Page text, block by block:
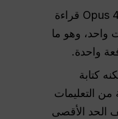
يستطيع Opus 4.6 قراءة
وهو ما
واحدة.
كتابة
التعليمات
الحد الأقصى